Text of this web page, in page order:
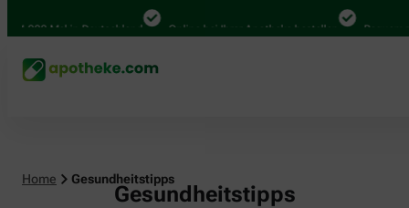
Mal in Deutschland Online bei Ihrer Apotheke bestellen Bequem
Home Gesundheitstipps
Gesundheitstipps